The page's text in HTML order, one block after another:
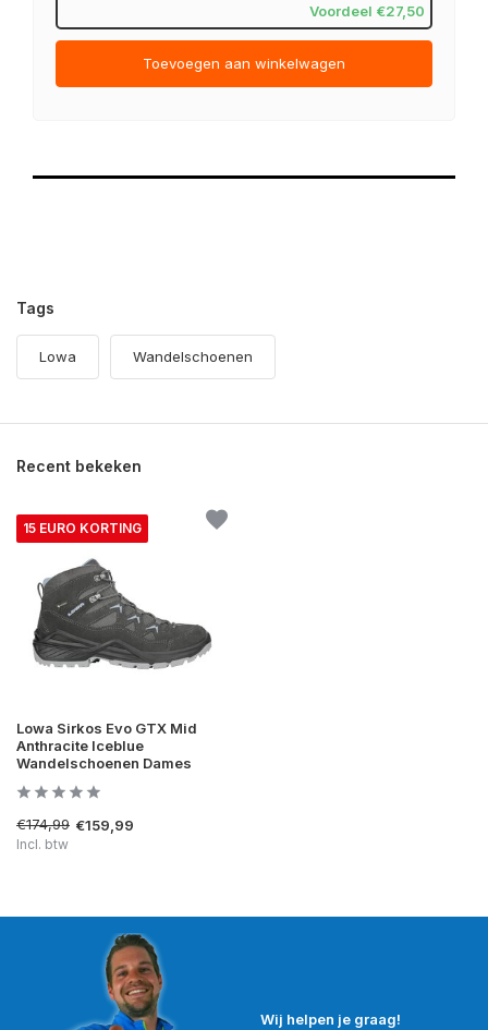
Voordeel €27,50
Toevoegen aan winkelwagen
Tags
Lowa Wandelschoenen
Recent bekeken
15 EURO KORTING
Lowa Sirkos Evo GTX Mid
Anthracite Iceblue
Wandelschoenen Dames
€174,99 €159,99
Incl. btw
Wij helpen je graag!